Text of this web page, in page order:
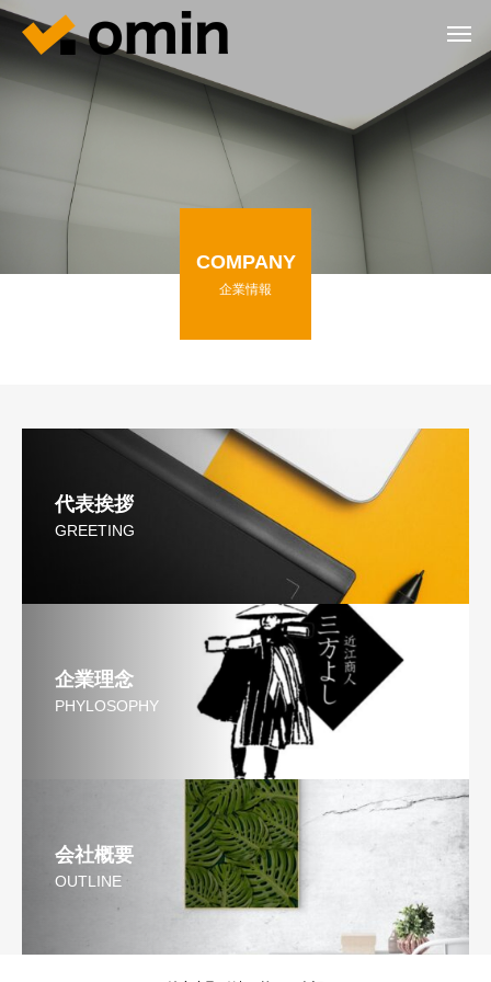
COMPANY
企業情報
代表挨拶
GREETING
企業理念
PHYLOSOPHY
会社概要
OUTLINE